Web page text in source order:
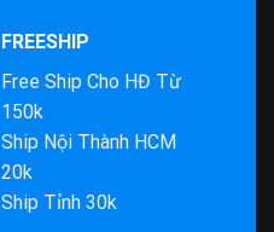
FREESHIP
Free Ship Cho HĐ Từ
150k
Ship Nội Thành HCM
20k
Ship Tỉnh 30k